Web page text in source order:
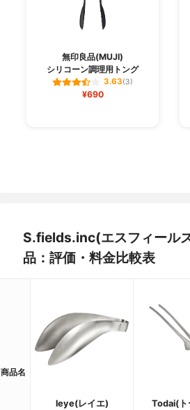
無印良品(MUJI)
シリコーン調理用トング
3.63(3)
¥690
S.fields.inc(エスフィール
品：評価・料金比較表
商品名
leye(レイエ)
Todai(ト